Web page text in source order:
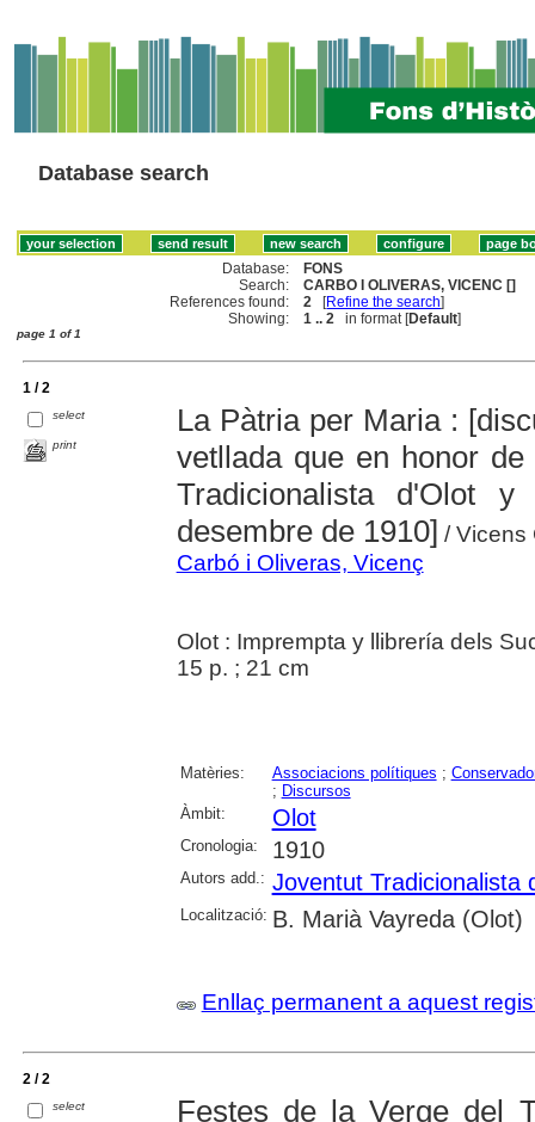
Database search
Database:
FONS
Search:
CARBO I OLIVERAS, VICENC []
References found:
2 [Refine the search]
Showing:
1 .. 2 in format [Default]
page 1 of 1
1 / 2
select
print
La Pàtria per Maria :
vetllada que en honor
Tradicionalista d'Olot
desembre de 1910] / Vicens
Carbó i Oliveras, Vicenç
Olot : Imprempta y llibrería dels
15 p. ; 21 cm
Matèries: Associacions polítiques ;
; Discursos
Àmbit:
Olot
Cronologia: 1910
Autors add.: Joventut Tradicionalista
Localització: B. Marià Vayreda (Olot)
Enllaç permanent a aquest
2 / 2
select Festes de la Verge del